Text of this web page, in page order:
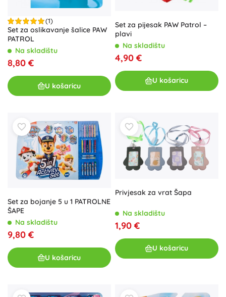
(1)
Set za oslikavanje šalice PAW
PATROL
Na skladištu
8,80 €
U košaricu
Set za pijesak PAW Patrol –
plavi
Na skladištu
4,90 €
U košaricu
Set za bojanje 5 u 1 PATROLNE
ŠAPE
Na skladištu
9,80 €
U košaricu
Privjesak za vrat Šapa
Na skladištu
1,90 €
U košaricu